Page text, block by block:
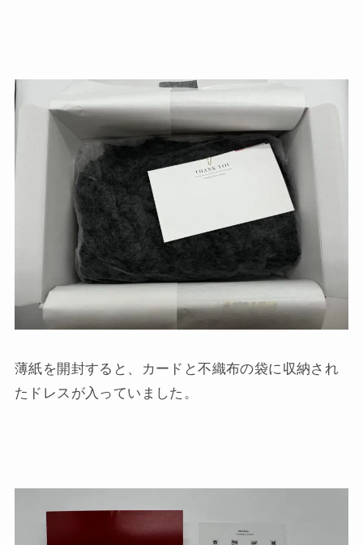
薄紙を開封すると、カードと不織布の袋に収納され
たドレスが入っていました。